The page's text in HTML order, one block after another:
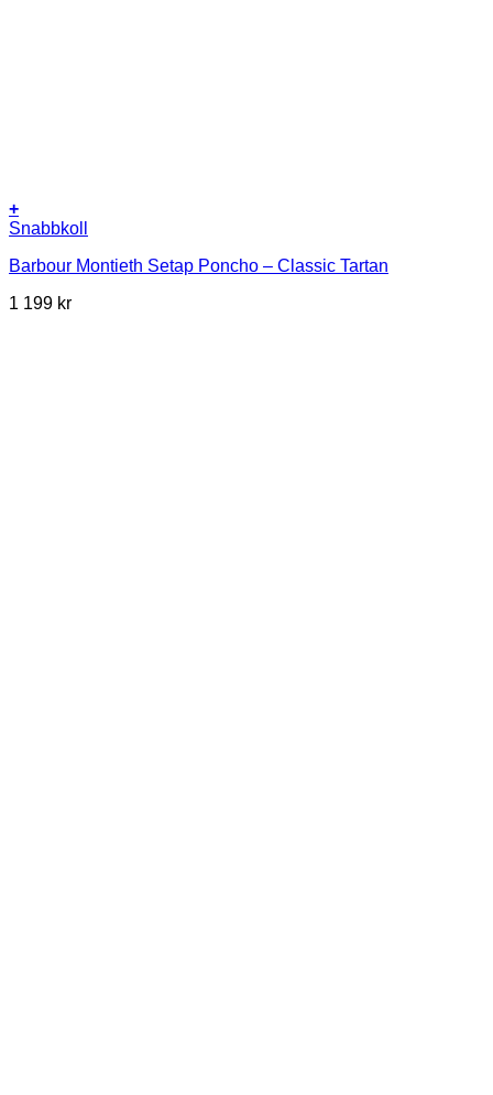
+
Snabbkoll
Barbour Montieth Setap Poncho – Classic Tartan
1 199 kr